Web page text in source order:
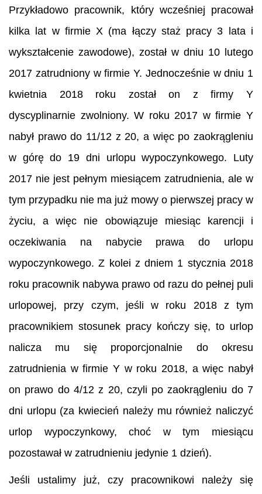
Przykładowo pracownik, który wcześniej pracował
kilka lat w firmie X (ma łączy staż pracy 3 lata i
wykształcenie zawodowe), został w dniu 10 lutego
2017 zatrudniony w firmie Y. Jednocześnie w dniu 1
kwietnia 2018 roku został on z firmy Y
dyscyplinarnie zwolniony. W roku 2017 w firmie Y
nabył prawo do 11/12 z 20, a więc po zaokrągleniu
w górę do 19 dni urlopu wypoczynkowego. Luty
2017 nie jest pełnym miesiącem zatrudnienia, ale w
tym przypadku nie ma już mowy o pierwszej pracy w
życiu, a więc nie obowiązuje miesiąc karencji i
oczekiwania na nabycie prawa do urlopu
wypoczynkowego. Z kolei z dniem 1 stycznia 2018
roku pracownik nabywa prawo od razu do pełnej puli
urlopowej, przy czym, jeśli w roku 2018 z tym
pracownikiem stosunek pracy kończy się, to urlop
nalicza mu się proporcjonalnie do okresu
zatrudnienia w firmie Y w roku 2018, a więc nabył
on prawo do 4/12 z 20, czyli po zaokrągleniu do 7
dni urlopu (za kwiecień należy mu również naliczyć
urlop wypoczynkowy, choć w tym miesiącu
pozostawał w zatrudnieniu jedynie 1 dzień).
Jeśli ustalimy już, czy pracownikowi należy się